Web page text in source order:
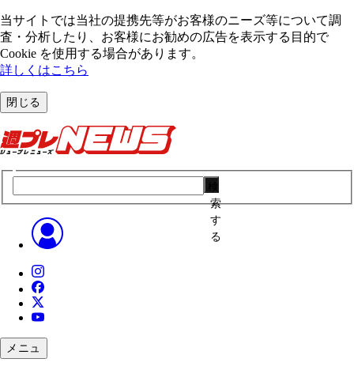
当サイトでは当社の提携先等がお客様のニーズ等について調
査・分析したり、お客様にお勧めの広告を表⽰する⽬的で
Cookie を使⽤する場合があります。
詳しくはこちら
閉じる
索
す
る
メニュ